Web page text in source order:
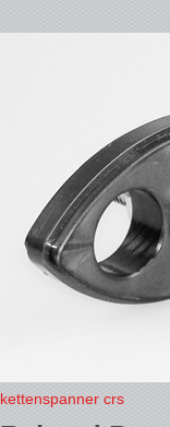
kettenspanner crs